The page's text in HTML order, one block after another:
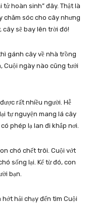
tử hoàn sinh” đây. Thật là
chăm sóc cho cây nhưng
cây sẽ bay lên trời đó!
gánh cây về nhà trồng
Cuội ngày nào cũng tưới
rất nhiều người. Hễ
tự nguyện mang lá cây
phép lạ lan đi khắp nơi.
chó chết trôi. Cuội vớt
sống lại. Kể từ đó, con
bạn.
hải chạy đến tìm Cuội